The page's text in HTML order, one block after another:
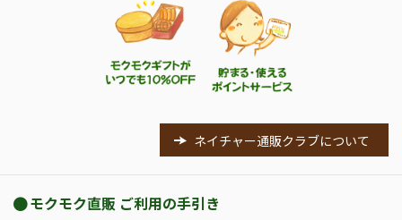
ネイチャー通販クラブについて
モクモク直販 ご利用の手引き